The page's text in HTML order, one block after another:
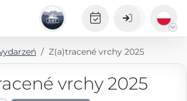
Z(a)tracené vrchy 2025
vrchy 2025